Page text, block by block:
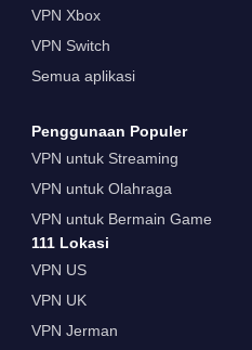
VPN Xbox
VPN Switch
Semua aplikasi
Penggunaan Populer
VPN untuk Streaming
VPN untuk Olahraga
VPN untuk Bermain Game
111 Lokasi
VPN US
VPN UK
VPN Jerman